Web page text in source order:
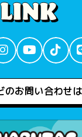
のお問い合わせ